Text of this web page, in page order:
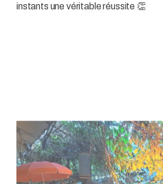
instants une véritable réussite 👏